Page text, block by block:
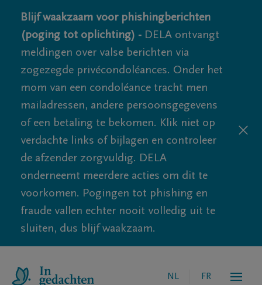
Blijf waakzaam voor phishingberichten
(poging tot oplichting) - DELA ontvangt
meldingen over valse berichten via
zogezegde privécondoléances. Onder het
mom van een condoléance tracht men
mailadressen, andere persoonsgegevens
of een betaling te bekomen. Klik niet op
verdachte links of bijlagen en controleer
de afzender zorgvuldig. DELA
onderneemt meerdere acties om dit te
voorkomen. Pogingen tot phishing en
fraude vallen echter nooit volledig uit te
sluiten, dus blijf waakzaam.
NL FR